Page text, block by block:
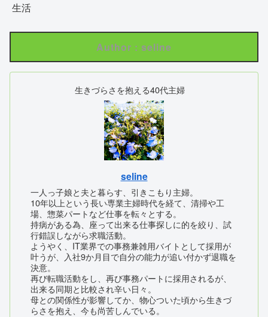
生活
Author : seline
生きづらさを抱える40代主婦
seline
一人っ子娘と夫と暮らす、引きこもり主婦。
10年以上という長い専業主婦時代を経て、清掃や工
場、惣菜パートなど仕事を転々とする。
持病がある為、座って出来る仕事探しに的を絞り、試
行錯誤しながら求職活動。
ようやく、IT業界での事務兼雑用バイトとして採用が
叶うが、入社9か月目で自分の能力が追い付かず退職を
決意。
再び転職活動をし、再び事務パートに採用されるが、
出来る同期と比較され辛い日々。
母との関係性が影響してか、物心ついた頃から生きづ
らさを抱え、今も尚苦しんでいる。